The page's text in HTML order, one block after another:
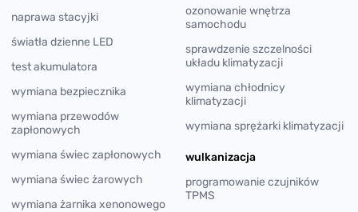
naprawa stacyjki
światła dzienne LED
test akumulatora
wymiana bezpiecznika
wymiana przewodów
zapłonowych
wymiana świec zapłonowych
wymiana świec żarowych
wymiana żarnika xenonowego
ozonowanie wnętrza
samochodu
sprawdzenie szczelności
układu klimatyzacji
wymiana chłodnicy
klimatyzacji
wymiana sprężarki klimatyzacji
wulkanizacja
programowanie czujników
TPMS